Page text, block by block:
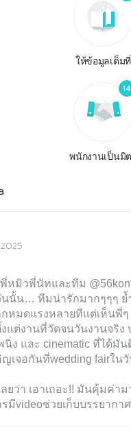
ให้ข้อมูลเต็มที่
14
พนักงานเป็นมิ
มิวพี่นัทและทีม
นนั้น… ทีมน่ารักมากๆๆๆ
หมดแรงหลายทีแต่เห็นพี่ๆ
งแต่งานที่วัดจนวันงานจริง
นิ่ง และ cinematic ที่ได้มั
ญเจอกันที่wedding fairใน
ยว่า เอาเถอะ!! มันคุ้มค่า
รมีvideoช่วยเก็บบรรยา